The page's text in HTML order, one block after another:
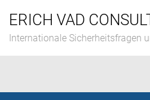
content
ERICH VAD
Internationale Sicherheitsfragen